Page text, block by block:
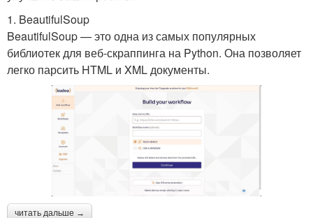
1. BeautifulSoup
BeautifulSoup — это одна из самых популярных
библиотек для веб-скраппинга на Python. Она позволяет
легко парсить HTML и XML документы.
читать дальше →